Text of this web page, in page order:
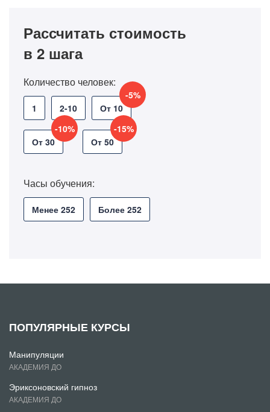
Рассчитать стоимость
в 2 шага
Количество человек:
1 2-10 От 10
-5%
От 30
-10%
От 50
-15%
Часы обучения:
Менее 252 Более 252
ПОПУЛЯРНЫЕ КУРСЫ
Манипуляции
АКАДЕМИЯ ДО
Эриксоновский гипноз
АКАДЕМИЯ ДО